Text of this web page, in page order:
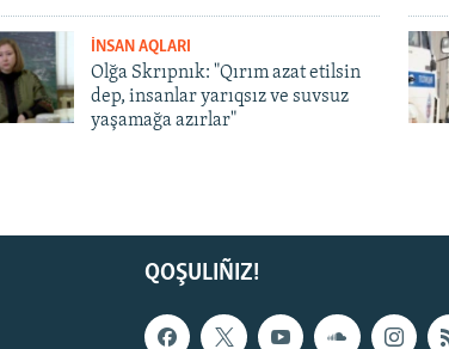
İNSAN AQLARI
Olğa Skrıpnık: "Qırım azat etilsin
dep, insanlar yarıqsız ve suvsuz
yaşamağa azırlar"
QOŞULIÑIZ!